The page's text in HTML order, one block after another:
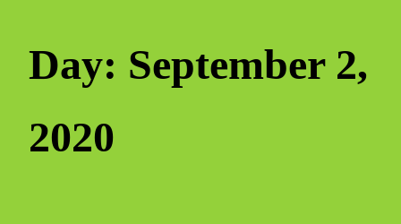
Day: September 2,
2020